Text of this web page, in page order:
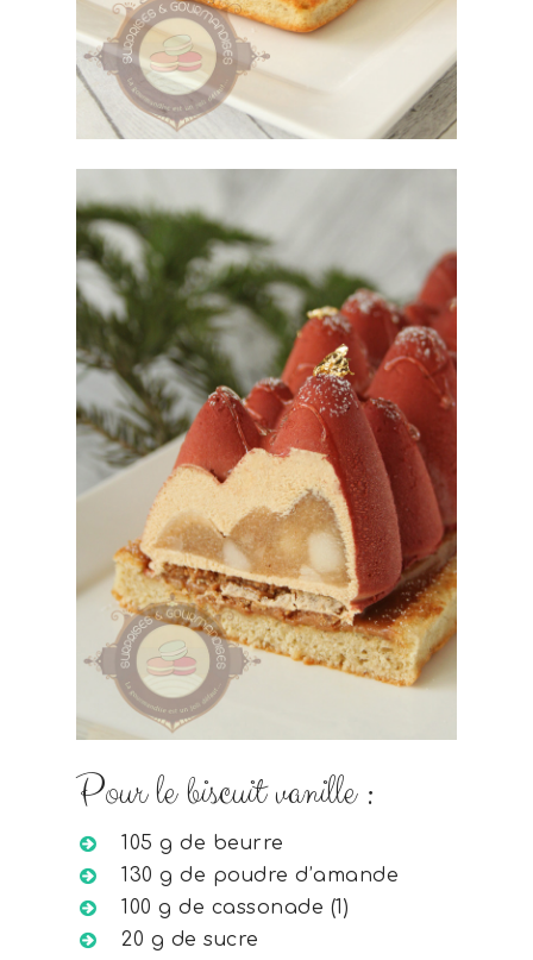
Pour le biscuit vanille :
105 g de beurre
130 g de poudre d’amande
100 g de cassonade (1)
20 g de sucre